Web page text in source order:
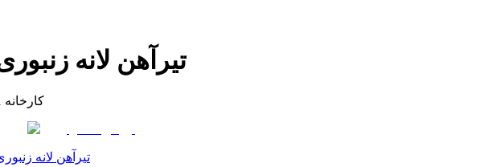
تیرآهن لانه
کارخانه
تیرآهن لانه